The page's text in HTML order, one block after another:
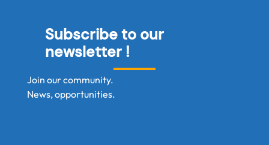
Subscribe to our
newsletter !
Join our community.
News, opportunities.